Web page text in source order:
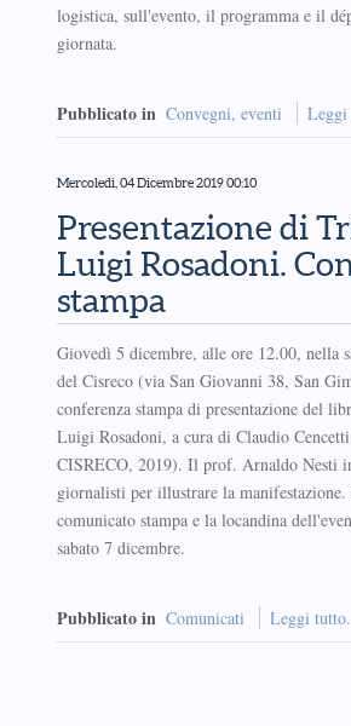
logistica, sull'evento, il programma e il
giornata.
Pubblicato in Convegni, eventi
Mercoledì, 04 Dicembre 2019 00:10
Presentazione di
Luigi Rosadoni.
stampa
Giovedì 5 dicembre, alle ore 12.00, nella
del Cisreco (via San Giovanni 38, San
conferenza stampa di presentazione del
Luigi Rosadoni, a cura di Claudio
CISRECO, 2019). Il prof. Arnaldo Nesti
giornalisti per illustrare la
comunicato stampa e la locandina
sabato 7 dicembre.
Pubblicato in Comunicati Leggi